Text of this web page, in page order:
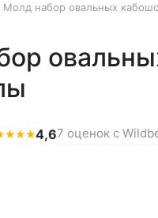
Молд набор овальных
★★★4,67 оценок с